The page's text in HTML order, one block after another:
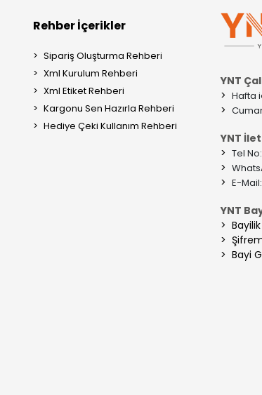
Rehber İçerikler
Sipariş Oluşturma Rehberi
Xml Kurulum Rehberi
Xml Etiket Rehberi
Kargonu Sen Hazırla Rehberi
Hediye Çeki Kullanım Rehberi
YNT
> Hafta
>
YNT
> Tel
>
> E-Mail:
YNT
>
>
> Bayi